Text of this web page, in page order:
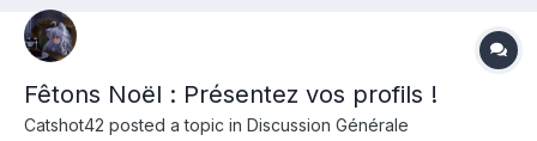
Fêtons Noël : Présentez vos profils !
Catshot42 posted a topic in Discussion Générale